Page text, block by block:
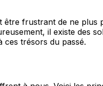
frustrant de ne
il existe des
trésors du passé.